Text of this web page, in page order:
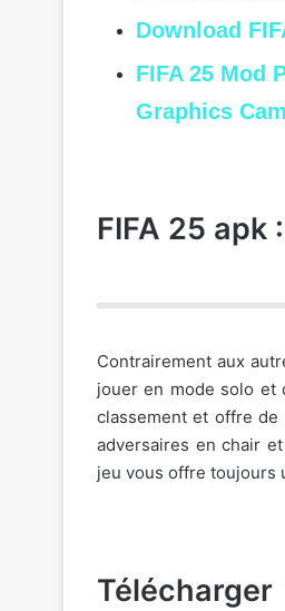
Download
FIFA 25 Mod
Graphics
FIFA 25 apk
Contrairement aux
jouer en mode solo et
classement et offre de
adversaires en chair
jeu vous offre toujours
Télécharger